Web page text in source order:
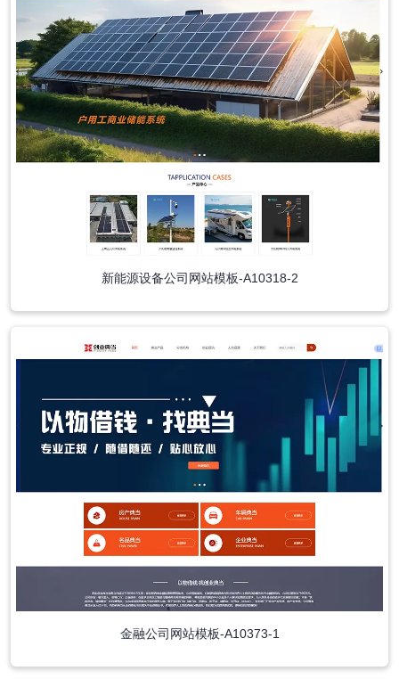
新能源设备公司网站模板-A10318-2
金融公司网站模板-A10373-1